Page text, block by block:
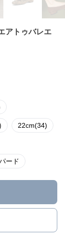
アトゥバレエ
22cm(34)
ード